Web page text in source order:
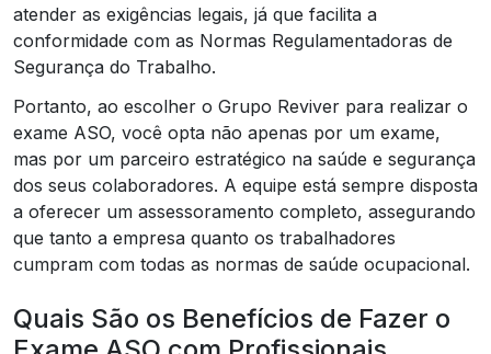
atender as exigências legais, já que facilita a
conformidade com as Normas Regulamentadoras de
Segurança do Trabalho.
Portanto, ao escolher o Grupo Reviver para realizar o
exame ASO, você opta não apenas por um exame,
mas por um parceiro estratégico na saúde e segurança
dos seus colaboradores. A equipe está sempre disposta
a oferecer um assessoramento completo, assegurando
que tanto a empresa quanto os trabalhadores
cumpram com todas as normas de saúde ocupacional.
Quais São os Benefícios de Fazer o